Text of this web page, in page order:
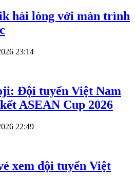
hài lòng với màn trình
23:14
Đội tuyển Việt Nam
ASEAN Cup 2026
22:49
xem đội tuyển Việt